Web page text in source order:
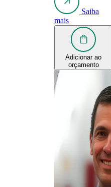
Saiba
mais
Adicionar ao
orçamento